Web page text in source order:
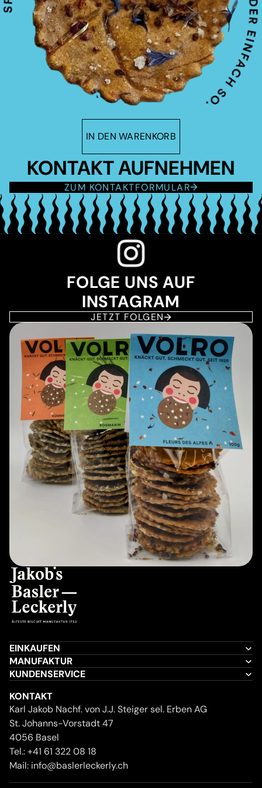
IN DEN WARENKORB
KONTAKT AUFNEHMEN
ZUM KONTAKTFORMULAR
FOLGE UNS AUF
INSTAGRAM
JETZT FOLGEN
EINKAUFEN
MANUFAKTUR
KUNDENSERVICE
KONTAKT
Karl Jakob Nachf. von J.J. Steiger sel. Erben AG
St. Johanns-Vorstadt 47
4056 Basel
Tel.:+41 61 322 08 18
Mail: info@baslerleckerly.ch